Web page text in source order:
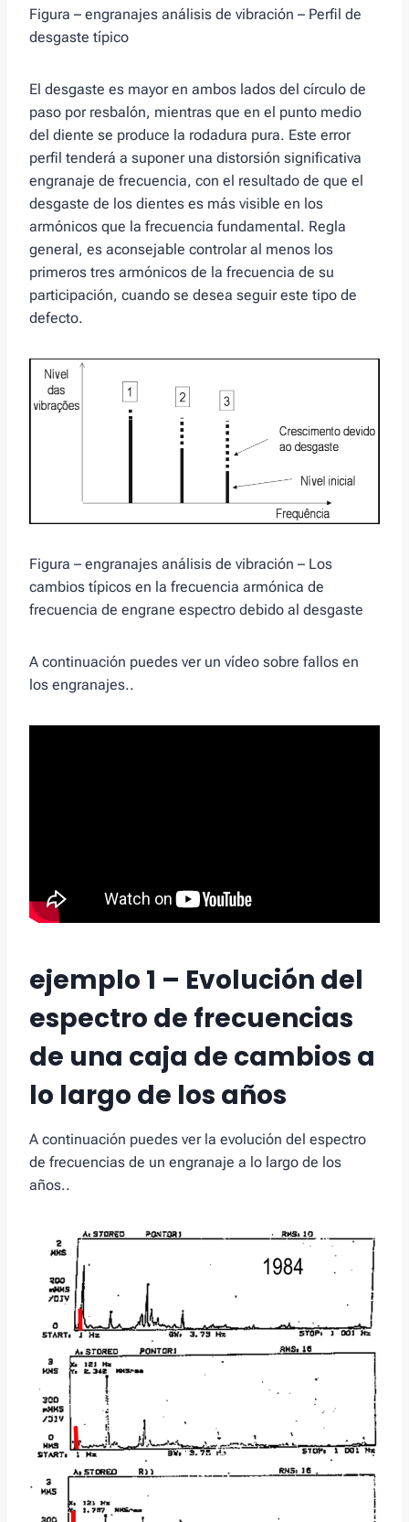
Figura – engranajes análisis de vibración – Perfil de
desgaste típico
El desgaste es mayor en ambos lados del círculo de
paso por resbalón, mientras que en el punto medio
del diente se produce la rodadura pura. Este error
perfil tenderá a suponer una distorsión significativa
engranaje de frecuencia, con el resultado de que el
desgaste de los dientes es más visible en los
armónicos que la frecuencia fundamental. Regla
general, es aconsejable controlar al menos los
primeros tres armónicos de la frecuencia de su
participación, cuando se desea seguir este tipo de
defecto.
Figura – engranajes análisis de vibración – Los
cambios típicos en la frecuencia armónica de
frecuencia de engrane espectro debido al desgaste
A continuación puedes ver un vídeo sobre fallos en
los engranajes..
ejemplo 1 – Evolución del
espectro de frecuencias
de una caja de cambios a
lo largo de los años
A continuación puedes ver la evolución del espectro
de frecuencias de un engranaje a lo largo de los
años..